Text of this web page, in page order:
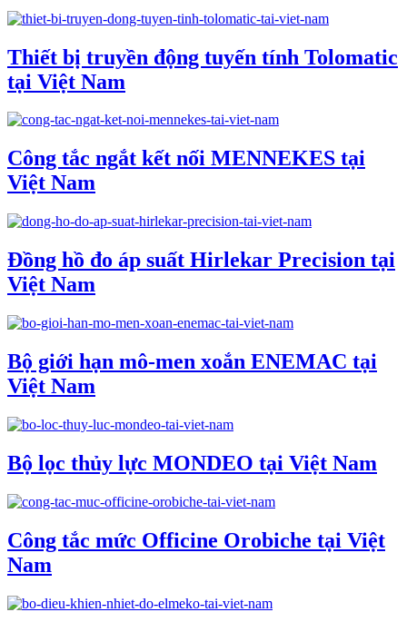
Thiết bị truyền động tuyến tính Tolomatic
tại Việt Nam
Công tắc ngắt kết nối MENNEKES tại
Việt Nam
Đồng hồ đo áp suất Hirlekar Precision tại
Việt Nam
Bộ giới hạn mô-men xoắn ENEMAC tại
Việt Nam
Bộ lọc thủy lực MONDEO tại Việt Nam
Công tắc mức Officine Orobiche tại Việt
Nam